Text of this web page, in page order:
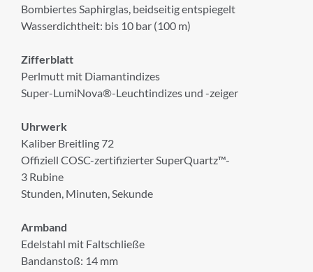
Bombiertes Saphirglas, beidseitig entspiegelt
Wasserdichtheit: bis 10 bar (100 m)
Zifferblatt
Perlmutt mit Diamantindizes
Super-LumiNova®-Leuchtindizes und -zeiger
Uhrwerk
Kaliber Breitling 72
Offiziell COSC-zertifizierter SuperQuartz™-
3 Rubine
Stunden, Minuten, Sekunde
Armband
Edelstahl mit Faltschließe
Bandanstoß: 14 mm
ANMELDUNG ZUM
NEWSLETTER